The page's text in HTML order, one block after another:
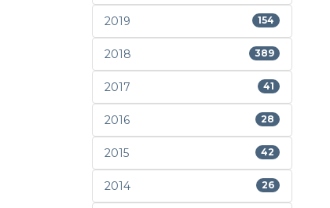
2019 154
2018 389
2017 41
2016 28
2015 42
2014 26